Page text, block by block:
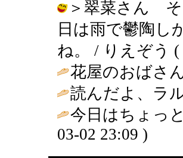
＞翠菜さん そ
日は雨で鬱陶し
ね。 / りえぞう (
花屋のおばさ
読んだよ、ラ
今日はちょっ
03-02 23:09 )